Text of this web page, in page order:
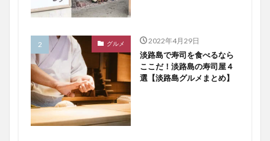
グルメ 2022年4月29日
淡路島で寿司を食べるなら
ここだ！淡路島の寿司屋４
選【淡路島グルメまとめ】